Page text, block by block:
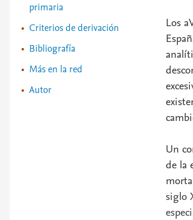
primaria
Criterios de derivación
Bibliografía
Más en la red
Autor
Los
Un
de la
siglo